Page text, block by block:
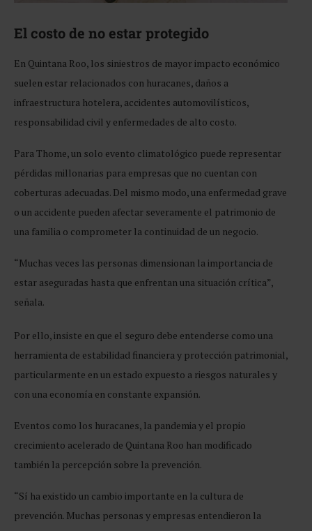
El costo de no estar protegido
En Quintana Roo, los siniestros de mayor impacto económico
suelen estar relacionados con huracanes, daños a
infraestructura hotelera, accidentes automovilísticos,
responsabilidad civil y enfermedades de alto costo.
Para Thome, un solo evento climatológico puede representar
pérdidas millonarias para empresas que no cuentan con
coberturas adecuadas. Del mismo modo, una enfermedad grave
o un accidente pueden afectar severamente el patrimonio de
una familia o comprometer la continuidad de un negocio.
“Muchas veces las personas dimensionan la importancia de
estar aseguradas hasta que enfrentan una situación crítica”,
señala.
Por ello, insiste en que el seguro debe entenderse como una
herramienta de estabilidad financiera y protección patrimonial,
particularmente en un estado expuesto a riesgos naturales y
con una economía en constante expansión.
Eventos como los huracanes, la pandemia y el propio
crecimiento acelerado de Quintana Roo han modificado
también la percepción sobre la prevención.
“Sí ha existido un cambio importante en la cultura de
prevención. Muchas personas y empresas entendieron la